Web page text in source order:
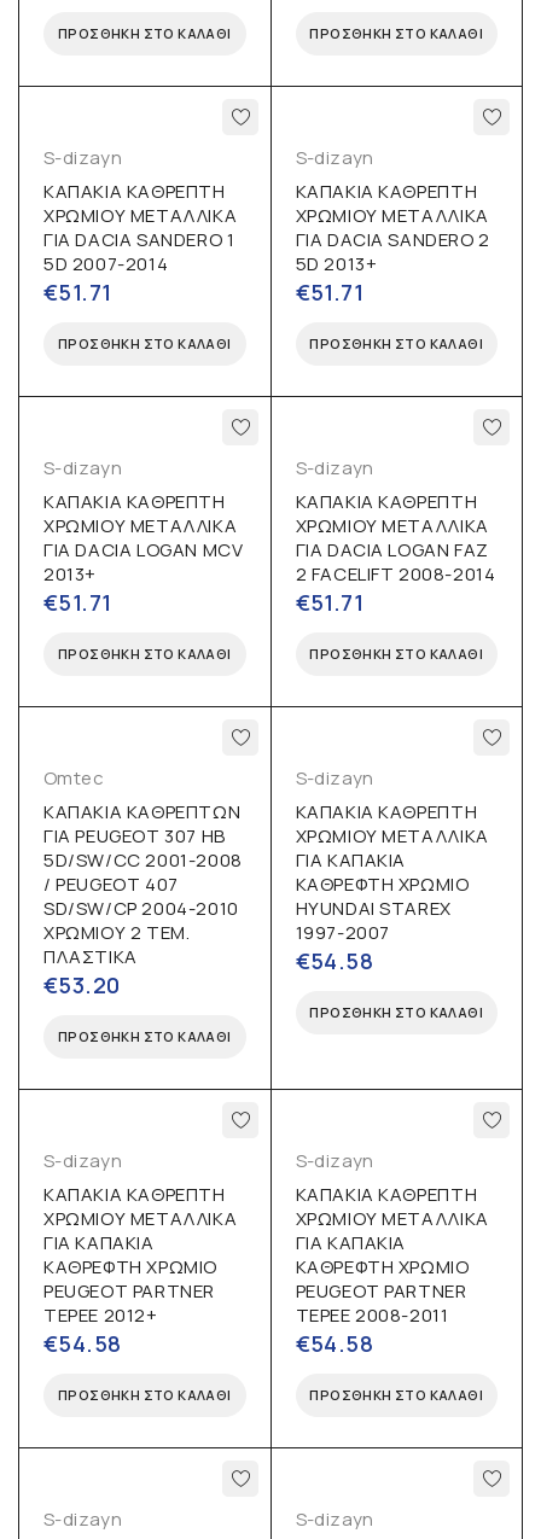
ΠΡΟΣΘΉΚΗ ΣΤΟ ΚΑΛΆΘΙ ΠΡΟΣΘΉΚΗ ΣΤΟ ΚΑΛΆΘΙ
S-dizayn
ΚΑΠΑΚΙΑ ΚΑΘΡΕΠΤΗ
ΧΡΩΜΙΟΥ ΜΕΤΑΛΛΙΚΑ
ΓΙΑ DACIA SANDERO 1
5D 2007-2014
€51.71
ΠΡΟΣΘΉΚΗ ΣΤΟ ΚΑΛΆΘΙ
S-dizayn
ΚΑΠΑΚΙΑ ΚΑΘΡΕΠΤΗ
ΧΡΩΜΙΟΥ ΜΕΤΑΛΛΙΚΑ
ΓΙΑ DACIA SANDERO 2
5D 2013+
€51.71
ΠΡΟΣΘΉΚΗ ΣΤΟ ΚΑΛΆΘΙ
S-dizayn
ΚΑΠΑΚΙΑ ΚΑΘΡΕΠΤΗ
ΧΡΩΜΙΟΥ ΜΕΤΑΛΛΙΚΑ
ΓΙΑ DACIA LOGAN MCV
2013+
€51.71
ΠΡΟΣΘΉΚΗ ΣΤΟ ΚΑΛΆΘΙ
S-dizayn
ΚΑΠΑΚΙΑ ΚΑΘΡΕΠΤΗ
ΧΡΩΜΙΟΥ ΜΕΤΑΛΛΙΚΑ
ΓΙΑ DACIA LOGAN FAZ
2 FACELIFT 2008-2014
€51.71
ΠΡΟΣΘΉΚΗ ΣΤΟ ΚΑΛΆΘΙ
Omtec
ΚΑΠΑΚΙΑ ΚΑΘΡΕΠΤΩΝ
ΓΙΑ PEUGEOT 307 HB
5D/SW/CC 2001-2008
/ PEUGEOT 407
SD/SW/CP 2004-2010
ΧΡΩΜΙΟΥ 2 ΤΕΜ.
ΠΛΑΣΤΙΚΑ
€53.20
ΠΡΟΣΘΉΚΗ ΣΤΟ ΚΑΛΆΘΙ
S-dizayn
ΚΑΠΑΚΙΑ ΚΑΘΡΕΠΤΗ
ΧΡΩΜΙΟΥ ΜΕΤΑΛΛΙΚΑ
ΓΙΑ ΚΑΠΑΚΙΑ
ΚΑΘΡΕΦΤΗ ΧΡΩΜΙΟ
HYUNDAI STAREX
1997-2007
€54.58
ΠΡΟΣΘΉΚΗ ΣΤΟ ΚΑΛΆΘΙ
S-dizayn
ΚΑΠΑΚΙΑ ΚΑΘΡΕΠΤΗ
ΧΡΩΜΙΟΥ ΜΕΤΑΛΛΙΚΑ
ΓΙΑ ΚΑΠΑΚΙΑ
ΚΑΘΡΕΦΤΗ ΧΡΩΜΙΟ
PEUGEOT PARTNER
TEPEE 2012+
€54.58
ΠΡΟΣΘΉΚΗ ΣΤΟ ΚΑΛΆΘΙ
S-dizayn
ΚΑΠΑΚΙΑ ΚΑΘΡΕΠΤΗ
ΧΡΩΜΙΟΥ ΜΕΤΑΛΛΙΚΑ
ΓΙΑ ΚΑΠΑΚΙΑ
ΚΑΘΡΕΦΤΗ ΧΡΩΜΙΟ
PEUGEOT PARTNER
TEPEE 2008-2011
€54.58
ΠΡΟΣΘΉΚΗ ΣΤΟ ΚΑΛΆΘΙ
S-dizayn
S-dizayn